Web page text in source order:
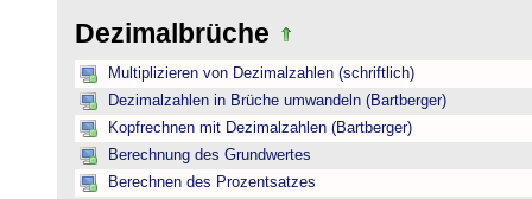
Dezimalbrüche
Multiplizieren von Dezimalzahlen (schriftlich)
Dezimalzahlen in Brüche umwandeln (Bartberger)
Kopfrechnen mit Dezimalzahlen (Bartberger)
Berechnung des Grundwertes
Berechnen des Prozentsatzes